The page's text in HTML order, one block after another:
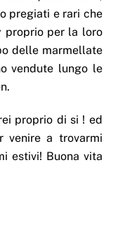
pregiati e rari che
proprio per la loro
delle marmellate
vendute lungo le
proprio di si ! ed
venire a trovarmi
estivi! Buona vita